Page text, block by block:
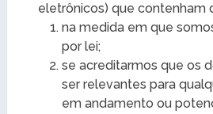
eletrônicos) que contenham
na medida em que
por lei;
se acreditarmos que os
ser relevantes para
em andamento ou